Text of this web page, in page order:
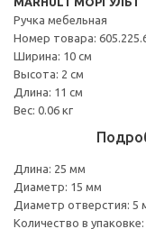
Ручка мебельная
Номер товара:
Ширина: 10 см
Высота: 2 см
Длина: 11 см
Вес: 0.06 кг
Длина: 25 мм
Диаметр: 15 мм
Диаметр отверстия: 5
Количество в